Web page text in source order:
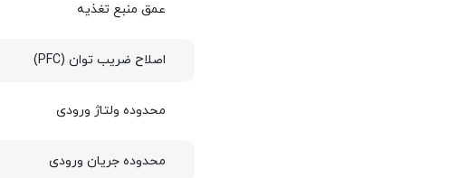
عمق منبع تغذیه
اصلاح ضریب توان (PFC)
محدوده ولتاژ ورودی
محدوده جریان ورودی